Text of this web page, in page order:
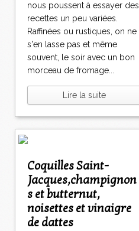
nous poussent à essayer des
recettes un peu variées.
Raffinées ou rustiques, on ne
s'en lasse pas et même
souvent, le soir avec un bon
morceau de fromage...
Lire la suite
Coquilles Saint-
Jacques,champignon
s et butternut,
noisettes et vinaigre
de dattes